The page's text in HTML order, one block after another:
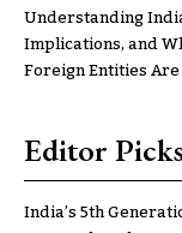
Understanding
Implications, and
Foreign Entities
Editor Picks
India’s 5th